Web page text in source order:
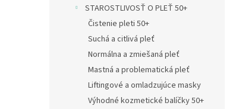
STAROSTLIVOSŤ O PLEŤ 50+
Čistenie pleti 50+
Suchá a citlivá pleť
Normálna a zmiešaná pleť
Mastná a problematická pleť
Liftingové a omladzujúce masky
Výhodné kozmetické balíčky 50+